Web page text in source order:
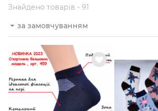
Знайдено товарів - 91
за замовчуванням